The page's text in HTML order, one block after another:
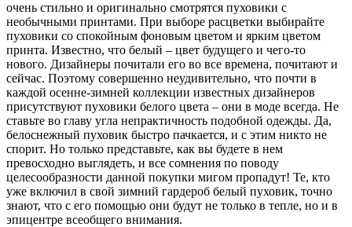
очень стильно и оригинально смотрятся пуховики с
необычными принтами. При выборе расцветки выбирайте
пуховики со спокойным фоновым цветом и ярким цветом
принта. Известно, что белый – цвет будущего и чего-то
нового. Дизайнеры почитали его во все времена, почитают и
сейчас. Поэтому совершенно неудивительно, что почти в
каждой осенне-зимней коллекции известных дизайнеров
присутствуют пуховики белого цвета – они в моде всегда. Не
ставьте во главу угла непрактичность подобной одежды. Да,
белоснежный пуховик быстро пачкается, и с этим никто не
спорит. Но только представьте, как вы будете в нем
превосходно выглядеть, и все сомнения по поводу
целесообразности данной покупки мигом пропадут! Те, кто
уже включил в свой зимний гардероб белый пуховик, точно
знают, что с его помощью они будут не только в тепле, но и в
эпицентре всеобщего внимания.